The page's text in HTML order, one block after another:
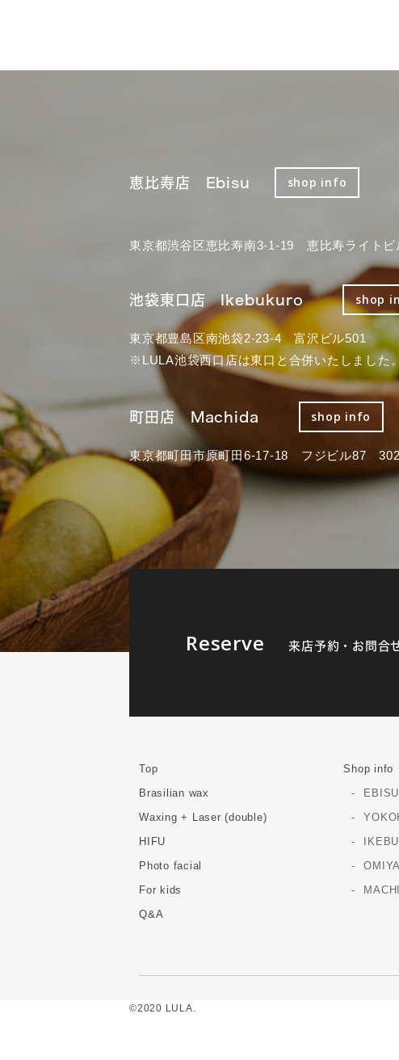
恵比寿店 Ebisu shop info
東京都渋谷区恵比寿南3-1-19 恵比寿ライトビ
池袋東口店 Ikebukuro shop
東京都豊島区南池袋2-23-4 富沢ビル501
※LULA池袋西口店は東口と合併いたしました。
町田店 Machida shop info
東京都町田市原町田6-17-18 フジビル87 302
Reserve 来店予約・お問合
Top
Brasilian wax
Waxing + Laser (double)
HIFU
Photo facial
For kids
Q&A
Shop info
EBISU
OMIYA
©2020 LULA.